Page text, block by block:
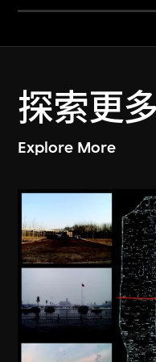
探索更
Explore More